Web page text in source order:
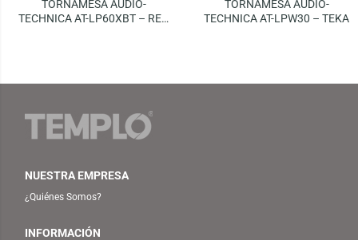
TORNAMESA AUDIO-
TECHNICA AT-LP60XBT – RED
TORNAMESA AUDIO-
TECHNICA AT-LPW30 – TEKA
NUESTRA EMPRESA
¿Quiénes Somos?
INFORMACIÓN